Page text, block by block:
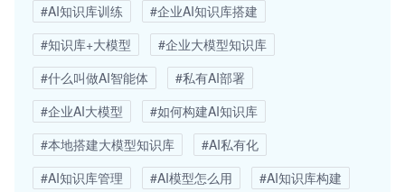
#AI知识库训练
#企业AI知识库搭建
#知识库+大模型
#企业大模型知识库
#什么叫做AI智能体
#私有AI部署
#企业AI大模型
#如何构建AI知识库
#本地搭建大模型知识库
#AI私有化
#AI知识库管理
#AI模型怎么用
#AI知识库构建